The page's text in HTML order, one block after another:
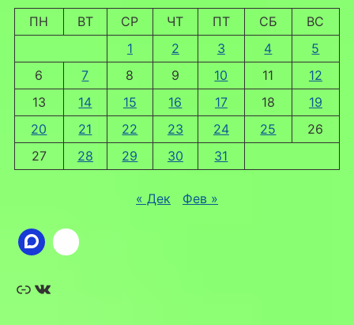
ПН ВТ СР ЧТ ПТ СБ
ВС
1
2 3 4
5
6
7 8 9 10 11
12
13
14 15 16 17 18
19
20
21 22 23 24 25
26
27
28 29 30 31
« Дек Фев »
Ссылка